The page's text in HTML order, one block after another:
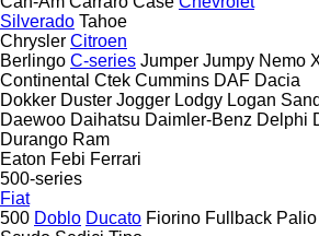
Silverado Tahoe
Chrysler Citroen
Berlingo C-series Jumper Jumpy Nemo
Continental Ctek Cummins DAF Dacia
Dokker Duster Jogger Lodgy Logan
Daewoo Daihatsu Daimler-Benz Delphi
Durango Ram
Eaton Febi Ferrari
500-series
Fiat
500 Doblo Ducato Fiorino Fullback Palio